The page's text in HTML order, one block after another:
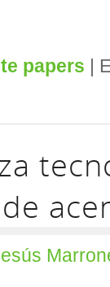
papers |